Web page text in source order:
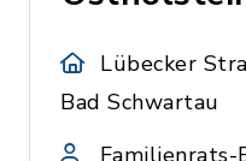
Lübecker
Bad Schwartau
Familienrats-